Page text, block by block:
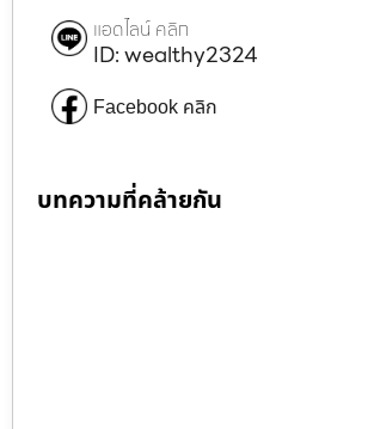
แอดไลน์ คลิก
ID: wealthy2324
Facebook คลิก
บทความที่คล้ายกัน